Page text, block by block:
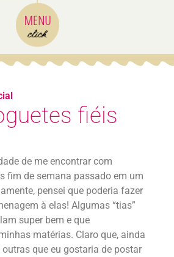
fiéis
de me encontrar com
fim de semana passado em um
pensei que poderia fazer
à elas! Algumas “tias”
super bem e que
matérias. Claro que, ainda
que eu gostaria de postar